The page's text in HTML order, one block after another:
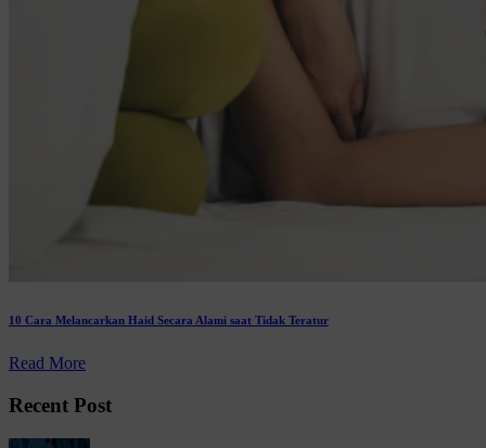
10 Cara Melancarkan Haid Secara Alami saat Tidak Teratur
Read More
Recent Post